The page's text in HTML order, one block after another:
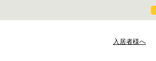
入居者様へ